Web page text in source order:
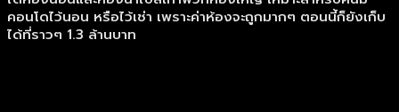
คอนโดไว้นอน หรือไว้เช่า เพราะค่าห้องจะถูกมากๆ ตอนนี้ก็ยังเก็บ
ได้ที่ราวๆ 1.3 ล้านบาท